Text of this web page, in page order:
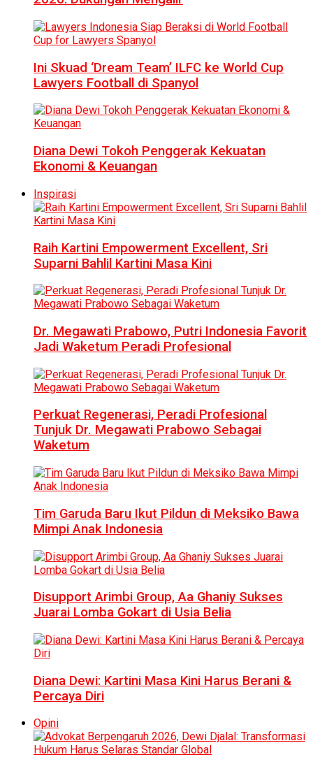
Ini Skuad ‘Dream Team’ ILFC ke World Cup
Lawyers Football di Spanyol
Diana Dewi Tokoh Penggerak Kekuatan
Ekonomi & Keuangan
Inspirasi
Raih Kartini Empowerment Excellent, Sri
Suparni Bahlil Kartini Masa Kini
Dr. Megawati Prabowo, Putri Indonesia Favorit
Jadi Waketum Peradi Profesional
Perkuat Regenerasi, Peradi Profesional
Tunjuk Dr. Megawati Prabowo Sebagai
Waketum
Tim Garuda Baru Ikut Pildun di Meksiko Bawa
Mimpi Anak Indonesia
Disupport Arimbi Group, Aa Ghaniy Sukses
Juarai Lomba Gokart di Usia Belia
Diana Dewi: Kartini Masa Kini Harus Berani &
Percaya Diri
Opini